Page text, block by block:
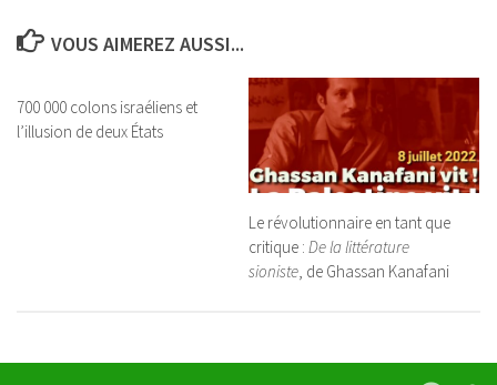
VOUS AIMEREZ AUSSI...
700 000 colons israéliens et
l’illusion de deux États
Le révolutionnaire en tant que
critique : De la littérature
sioniste, de Ghassan Kanafani